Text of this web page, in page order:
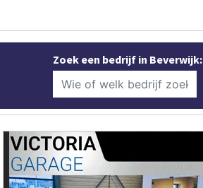
Zoek een bedrijf in Beverwijk: